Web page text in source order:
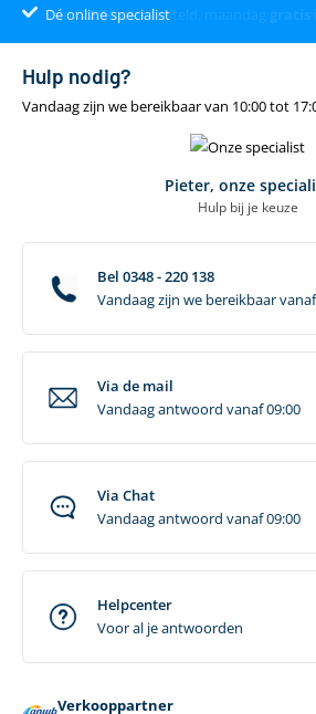
22.00uur gratis
Dé online specialist
Klantenbeoordeling 9.4
Hulp nodig?
Vandaag zijn we bereikbaar van 10:00 tot
Pieter, onze
Hulp bij je keuze
Bel 0348 - 220 138
Vandaag zijn we bereikbaar
Via de mail
Vandaag antwoord vanaf 09:00
Via Chat
Vandaag antwoord vanaf 09:00
Helpcenter
Voor al je antwoorden
Verkooppartner